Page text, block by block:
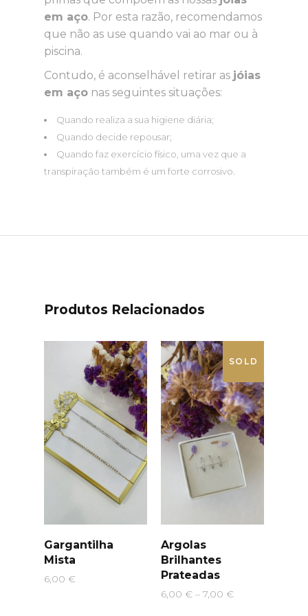
em aço. Por esta razão, recomendamos
que não as use quando vai ao mar ou à
piscina.
Contudo, é aconselhável retirar as jóias
em aço nas seguintes situações:
Quando realiza a sua higiene diária;
Quando decide repousar;
Quando faz exercício físico, uma vez que a
transpiração também é um forte corrosivo.
Produtos Relacionados
Gargantilha
Mista
6,00 €
SOLD
Argolas
Brilhantes
Prateadas
6,00 € – 7,00 €Price